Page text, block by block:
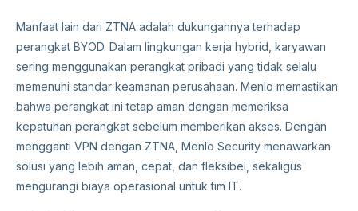
Manfaat lain dari ZTNA adalah dukungannya terhadap
perangkat BYOD. Dalam lingkungan kerja hybrid, karyawan
sering menggunakan perangkat pribadi yang tidak selalu
memenuhi standar keamanan perusahaan. Menlo memastikan
bahwa perangkat ini tetap aman dengan memeriksa
kepatuhan perangkat sebelum memberikan akses. Dengan
mengganti VPN dengan ZTNA, Menlo Security menawarkan
solusi yang lebih aman, cepat, dan fleksibel, sekaligus
mengurangi biaya operasional untuk tim IT.